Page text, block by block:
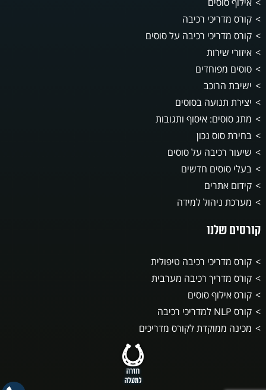
אילוף סוסים
קורס מדריכי רכיבה
קורס מדריכי רכיבה על סוסים
איזורי שירות
סוסים מפוחדים
ישיבת הרוכב
יצירת תנועה בסוסים
מתג סוסים: איסוף ותגובות
בחירת סוס נכון
שיעור רכיבה על סוסים
בעלי סוסים חדשים
קידום אתרים
מערכת ניהול למידה
קורסים שלנו
קורס מדריכי רכיבה טיפולית
קורס מדריך רכיבה מערבית
קורס אילוף סוסים
קורס NLP למדריכי רכיבה
מכינה ממוקדת לקורס מדריכים